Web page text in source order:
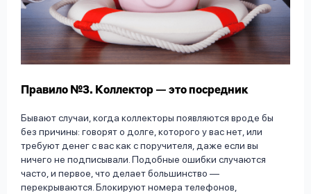
Правило №3. Коллектор — это посредник
Бывают случаи, когда коллекторы появляются вроде бы
без причины: говорят о долге, которого у вас нет, или
требуют денег с вас как с поручителя, даже если вы
ничего не подписывали. Подобные ошибки случаются
часто, и первое, что делает большинство —
перекрываются. Блокируют номера телефонов,